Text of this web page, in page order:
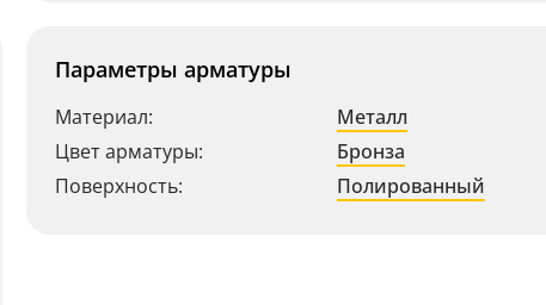
Параметры арматуры
Материал:
Металл
Цвет арматуры:
Бронза
Поверхность:
Полированный